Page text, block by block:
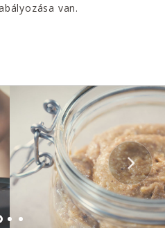
van.